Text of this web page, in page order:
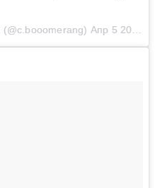
(@c.booomerang) Апр 5 2017 в 1:51 PDT